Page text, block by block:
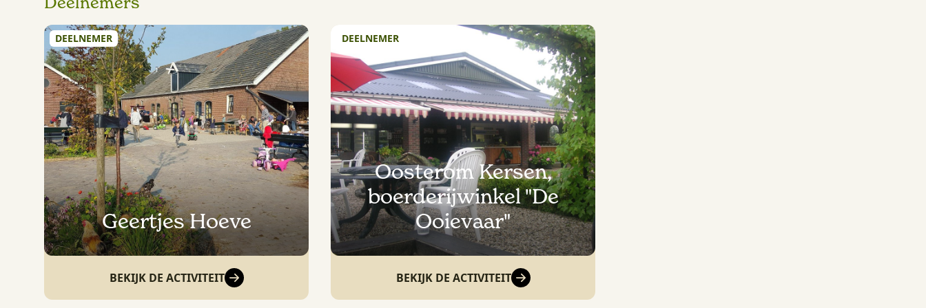
DEELNEMER
Geertjes Hoeve
BEKIJK DE ACTIVITEIT
DEELNEMER
Oosterom Kersen,
boerderijwinkel "De
Ooievaar"
BEKIJK DE ACTIVITEIT